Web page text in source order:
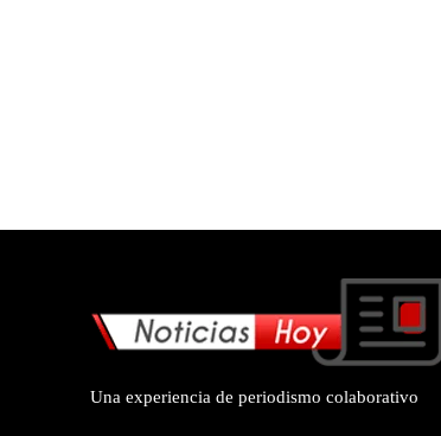
Una experiencia de periodismo colaborativo